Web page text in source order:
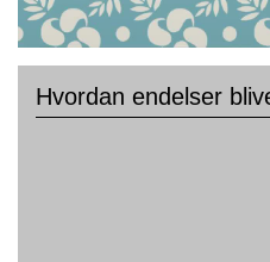
Hvordan endelser